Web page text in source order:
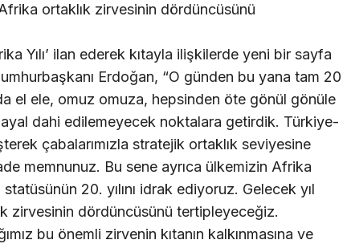
ortaklık zirvesinin dördüncüsünü
Yılı’ ilan ederek kıtayla ilişkilerde yeni bir sayfa
Erdoğan, “O günden bu yana tam 20
el ele, omuz omuza, hepsinden öte gönül gönüle
dahi edilemeyecek noktalara getirdik. Türkiye-
çabalarımızla stratejik ortaklık seviyesine
memnunuz. Bu sene ayrıca ülkemizin Afrika
20. yılını idrak ediyoruz. Gelecek yıl
zirvesinin dördüncüsünü tertipleyeceğiz.
bu önemli zirvenin kıtanın kalkınmasına ve